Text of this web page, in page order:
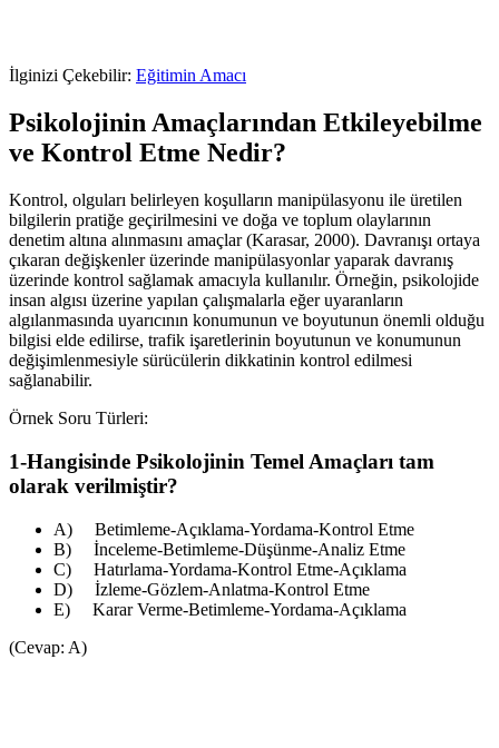
İlginizi Çekebilir: Eğitimin Amacı
Psikolojinin Amaçlarından Etkileyebilme
ve Kontrol Etme Nedir?
Kontrol, olguları belirleyen koşulların manipülasyonu ile üretilen
bilgilerin pratiğe geçirilmesini ve doğa ve toplum olaylarının
denetim altına alınmasını amaçlar (Karasar, 2000). Davranışı ortaya
çıkaran değişkenler üzerinde manipülasyonlar yaparak davranış
üzerinde kontrol sağlamak amacıyla kullanılır. Örneğin, psikolojide
insan algısı üzerine yapılan çalışmalarla eğer uyaranların
algılanmasında uyarıcının konumunun ve boyutunun önemli olduğu
bilgisi elde edilirse, trafik işaretlerinin boyutunun ve konumunun
değişimlenmesiyle sürücülerin dikkatinin kontrol edilmesi
sağlanabilir.
Örnek Soru Türleri:
1-Hangisinde Psikolojinin Temel Amaçları tam
olarak verilmiştir?
A) Betimleme-Açıklama-Yordama-Kontrol Etme
B) İnceleme-Betimleme-Düşünme-Analiz Etme
C) Hatırlama-Yordama-Kontrol Etme-Açıklama
D) İzleme-Gözlem-Anlatma-Kontrol Etme
E) Karar Verme-Betimleme-Yordama-Açıklama
(Cevap: A)